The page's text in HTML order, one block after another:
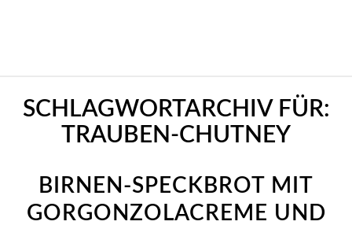
SCHLAGWORTARCHIV FÜR:
TRAUBEN-CHUTNEY
BIRNEN-SPECKBROT MIT
GORGONZOLACREME UND